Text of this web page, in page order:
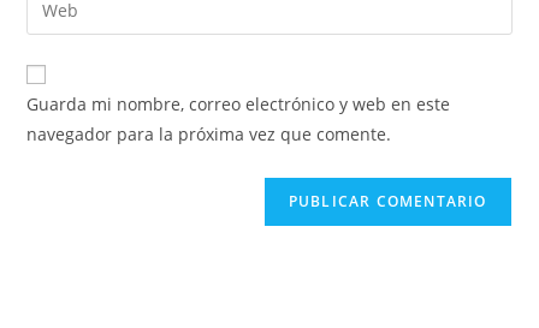
Guarda mi nombre, correo electrónico y web en este
navegador para la próxima vez que comente.